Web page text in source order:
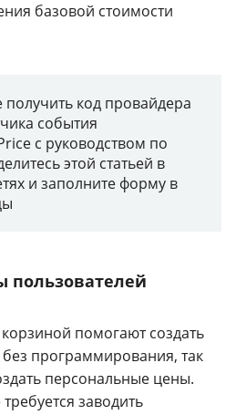
базовой стоимости
получить код провайдера
события
с руководством по
этой статьей в
и заполните форму в
пользователей
помогают создать
программирования, так
персональные цены.
заводить